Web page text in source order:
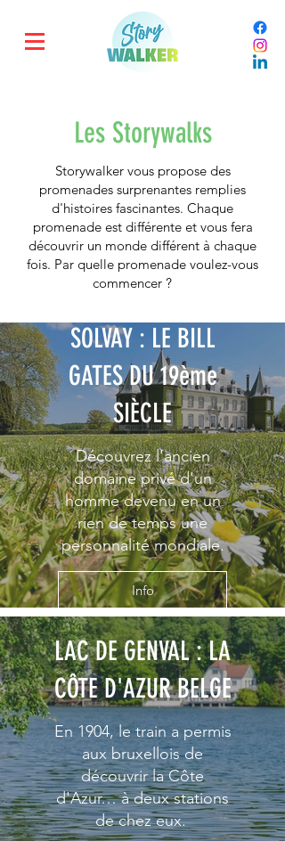
Les Storywalks
Storywalker vous propose des
promenades surprenantes remplies
d'histoires fascinantes. Chaque
promenade est différente et vous fera
découvrir un monde différent à chaque
fois. Par quelle promenade voulez-vous
commencer ?
SOLVAY : LE BILL
GATES DU 19ème
SIÈCLE
Découvrez l'ancien
domaine privé d'un
homme devenu en un
rien de temps une
personnalité mondiale.
Info
LAC DE GENVAL : LA
CÔTE D'AZUR BELGE
En 1904, le train a permis
aux bruxellois de
découvrir la Côte
d'Azur… à deux stations
de chez eux.